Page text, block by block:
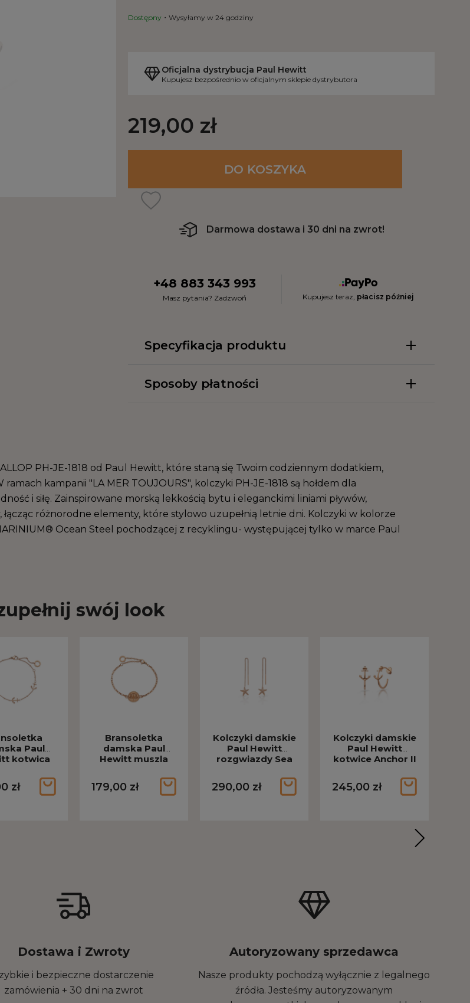
Dostępny Wysyłamy w 24 godziny
Oficjalna dystrybucja Paul Hewitt
Kupujesz bezpośrednio w oficjalnym sklepie dystrybutora
219,00 zł
DO KOSZYKA
Darmowa dostawa i 30 dni na zwrot!
+48 883 343 993
Masz pytania? Zadzwoń Kupujesz teraz, płacisz później
Specyfikacja produktu
Sposoby płatności
PH-JE-1818 od Paul Hewitt, które staną się Twoim codziennym dodatkiem,
kampanii "LA MER TOUJOURS", kolczyki PH-JE-1818 są hołdem dla
i siłę. Zainspirowane morską lekkością bytu i eleganckimi liniami pływów,
różnorodne elementy, które stylowo uzupełnią letnie dni. Kolczyki w kolorze
Ocean Steel pochodzącej z recyklingu- występującej tylko w marce Paul
swój look
Paul
kotwica
JE-1232
zł
Bransoletka
damska Paul
Hewitt muszla
złota PH-JE-1830
179,00 zł
Kolczyki damskie
Paul Hewitt
rozgwiazdy Sea
złote PH-JE-1100
290,00 zł
Kolczyki damskie
Paul Hewitt
kotwice Anchor II
JE-1241
245,00 zł
Dostawa i Zwroty
i bezpieczne dostarczenie
zamówienia + 30 dni na zwrot
Autoryzowany sprzedawca
Nasze produkty pochodzą wyłącznie z legalnego
źródła. Jesteśmy autoryzowanym